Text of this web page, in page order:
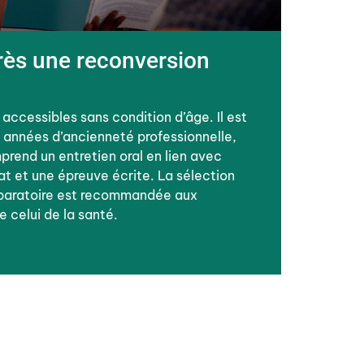
une reconversion
sans condition d’âge. Il est
d’ancienneté professionnelle,
un entretien oral en lien avec
et une épreuve écrite. La sélection
est recommandée aux
celui de la santé.